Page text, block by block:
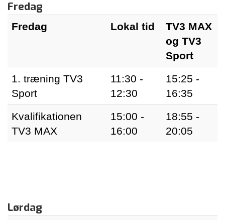
Fredag
Fredag Lokal tid
TV3 MAX
og TV3
Sport
1. træning TV3
Sport
11:30 -
12:30
15:25 -
16:35
Kvalifikationen
TV3 MAX
15:00 -
16:00
18:55 -
20:05
Lørdag